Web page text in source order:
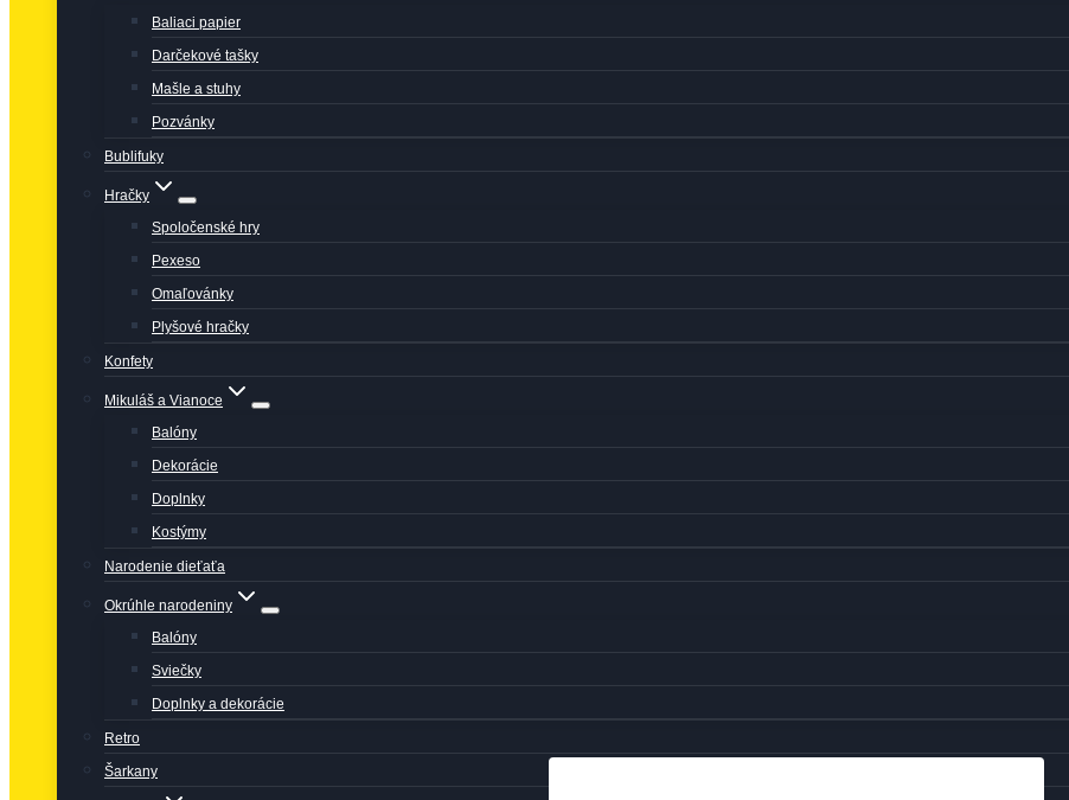
Baliaci papier
Darčekové tašky
Mašle a stuhy
Pozvánky
Bublifuky
Hračky
Spoločenské hry
Pexeso
Omaľovánky
Plyšové hračky
Konfety
Mikuláš a Vianoce
Balóny
Dekorácie
Doplnky
Kostýmy
Narodenie dieťaťa
Okrúhle narodeniny
Balóny
Sviečky
Doplnky a dekorácie
Retro
Šarkany